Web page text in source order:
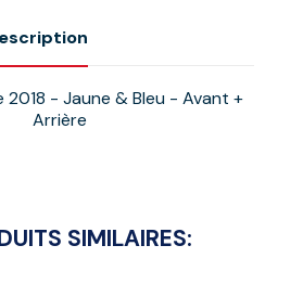
2018 - Jaune & Bleu - Avant +
Arrière
SIMILAIRES: